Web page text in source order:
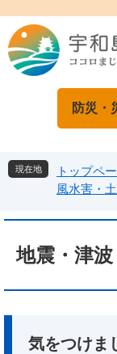
ジ
の
ュ
ー
本
文
防災・
現在地 トップペ
風水害・
地震・津波
気をつけま